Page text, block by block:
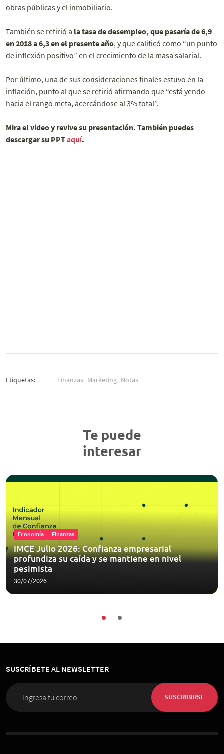
obras públicas y el inmobiliario.
También se refirió a la tasa de desempleo, que pasaría de 6,9
en 2018 a 6,3 en el presente año, y que calificó como “un punto
de inflexión positivo” en el crecimiento de la masa salarial.
Por último, una de sus consideraciones finales estuvo en la
inflación, punto al que se refirió afirmando que “está yendo
hacia el rango meta, acercándose al 3% total”.
Mira el video y revive su presentación. También puedes
descargar su PPTaquí.
Etiquetas: Finanzas Marketing Notas
Te puede
interesar
Economía Finanzas
IMCE Julio 2026: Confianza empresarial
profundiza su caída y se mantiene en nivel
pesimista
30/07/2026
SUSCRÍBETE AL NEWSLETTER
SUSCRIBIRSE